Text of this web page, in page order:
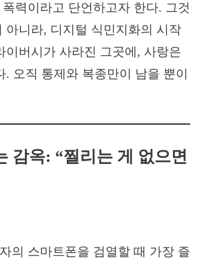
력이라고 단언하고자 한다. 그것
아니라, 디지털 식민지화의 시작
이버시가 사라진 그곳에, 사랑은
. 오직 통제와 복종만이 남을 뿐이
감옥: “찔리는 게 없으면
의 스마트폰을 검열할 때 가장 즐